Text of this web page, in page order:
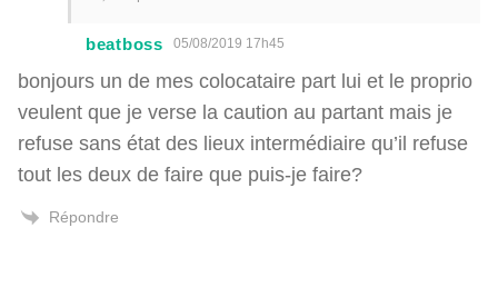
beatboss 05/08/2019 17h45
bonjours un de mes colocataire part lui et le proprio
veulent que je verse la caution au partant mais je
refuse sans état des lieux intermédiaire qu’il refuse
tout les deux de faire que puis-je faire?
Répondre